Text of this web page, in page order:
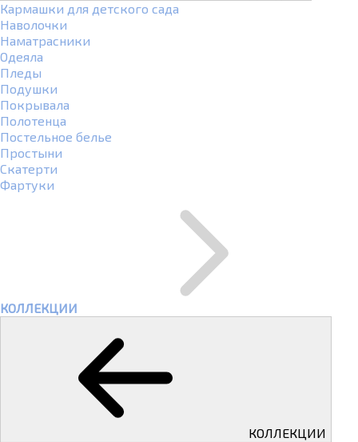
Кармашки для детского сада
Наволочки
Наматрасники
Одеяла
Пледы
Подушки
Покрывала
Полотенца
Постельное белье
Простыни
Скатерти
Фартуки
КОЛЛЕКЦИИ
КОЛЛЕКЦИИ